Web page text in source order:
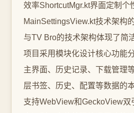
效率ShortcutMgr.kt界面定制个
MainSettingsView.kt技术架构
与TV Bro的技术架构体现了简
项目采用模块化设计核心功能
主界面、历史记录、下载管理
层书签、历史、配置等数据的
支持WebView和GeckoView双